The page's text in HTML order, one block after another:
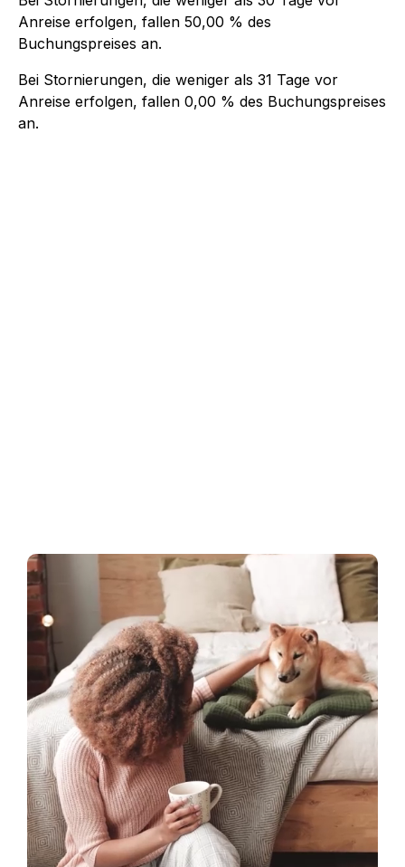
Anreise erfolgen, fallen 50,00 % des
Buchungspreises an.
Bei Stornierungen, die weniger als 31 Tage vor
Anreise erfolgen, fallen 0,00 % des Buchungspreises
an.